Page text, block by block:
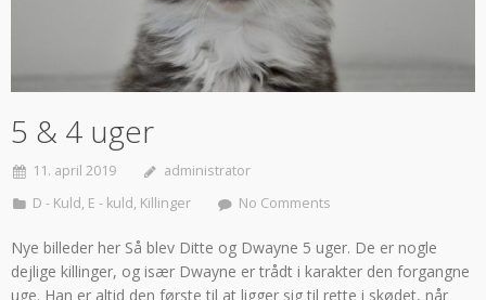
5 & 4 uger
11. april 2019
administrator
D - Kuld, E - kuld, Killinger No Comments
Nye billeder her Så blev Ditte og Dwayne 5 uger. De er nogle
dejlige killinger, og især Dwayne er trådt i karakter den forgangne
uge. Han er altid den første til at ligger sig til rette i skødet, når